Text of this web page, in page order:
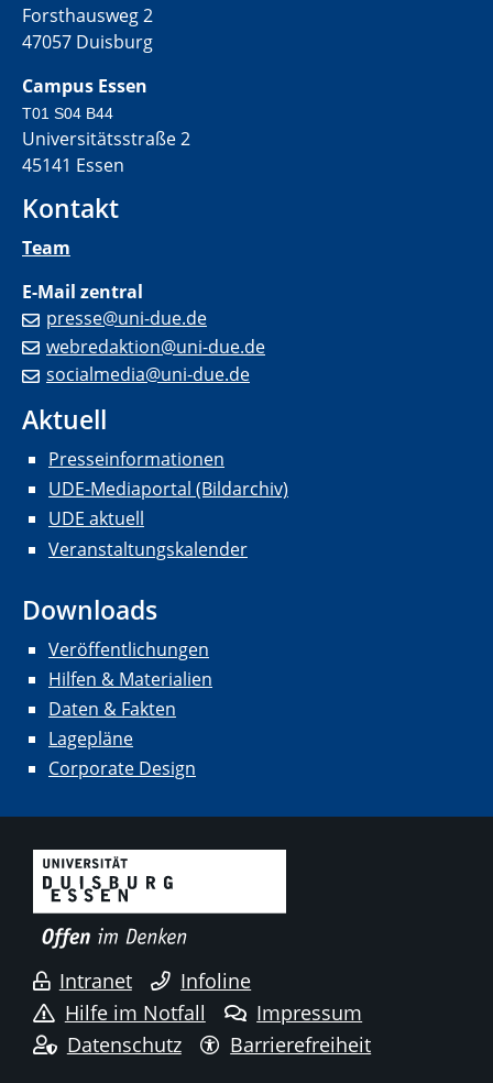
Forsthausweg 2
47057 Duisburg
Campus Essen
T01 S04 B44
Universitätsstraße 2
45141 Essen
Kontakt
Team
E-Mail zentral
presse@uni-due.de
webredaktion@uni-due.de
socialmedia@uni-due.de
Aktuell
Presseinformationen
UDE-Mediaportal (Bildarchiv)
UDE aktuell
Veranstaltungskalender
Downloads
Veröffentlichungen
Hilfen & Materialien
Daten & Fakten
Lagepläne
Corporate Design
Intranet
Infoline
Hilfe im Notfall
Impressum
Datenschutz
Barrierefreiheit